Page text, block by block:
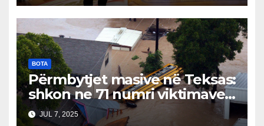
shqetësuara
BOTA
Përmbytjet masive në Teksas:
shkon ne 71 numri viktimave…
JUL 7, 2025